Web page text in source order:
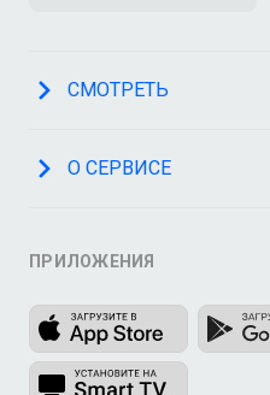
СМОТРЕТЬ
О СЕРВИСЕ
ПРИЛОЖЕНИЯ